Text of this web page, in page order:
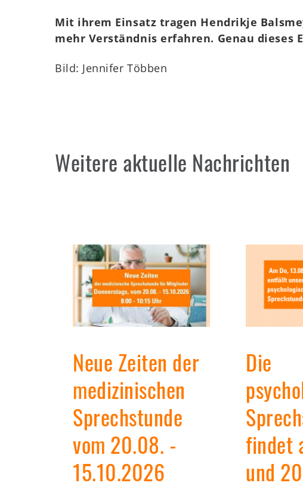
Mit ihrem Einsatz tragen Hendrikje
mehr Verständnis erfahren. Genau dieses
Bild: Jennifer Többen
Weitere aktuelle Nachrichten
Neue Zeiten der
medizinischen
Sprechstunde
vom 20.08. -
15.10.2026
Die
findet
und